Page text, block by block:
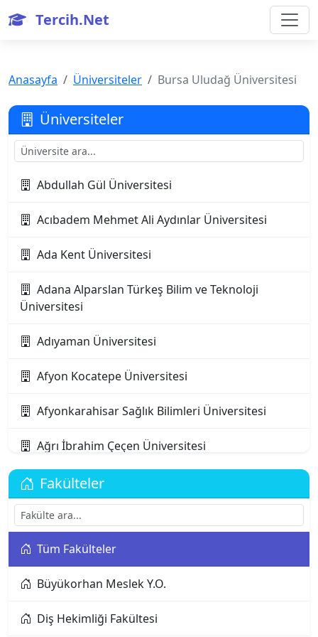
Tercih.Net
Anasayfa Üniversiteler Bursa Uludağ Üniversitesi
Üniversiteler
Abdullah Gül Üniversitesi
Acıbadem Mehmet Ali Aydınlar Üniversitesi
Ada Kent Üniversitesi
Adana Alparslan Türkeş Bilim ve Teknoloji
Üniversitesi
Adıyaman Üniversitesi
Afyon Kocatepe Üniversitesi
Afyonkarahisar Sağlık Bilimleri Üniversitesi
Ağrı İbrahim Çeçen Üniversitesi
Akdeniz Karpaz Üniversitesi
Akdeniz Üniversitesi
Aksaray Üniversitesi
Alanya Alaaddin Keykubat Üniversitesi
Alanya Üniversitesi
Fakülteler
Tüm Fakülteler
Büyükorhan Meslek Y.O.
Diş Hekimliği Fakültesi